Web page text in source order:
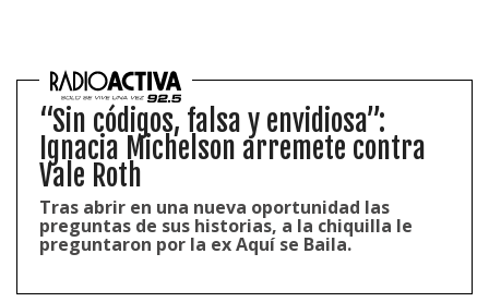
“Sin códigos, falsa y envidiosa”:
Ignacia Michelson arremete contra
Vale Roth
Tras abrir en una nueva oportunidad las
preguntas de sus historias, a la chiquilla le
preguntaron por la ex Aquí se Baila.